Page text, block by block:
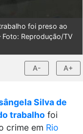
foi preso ao
Reprodução/TV
A- A+
Silva de
trabalho foi
crime em Rio